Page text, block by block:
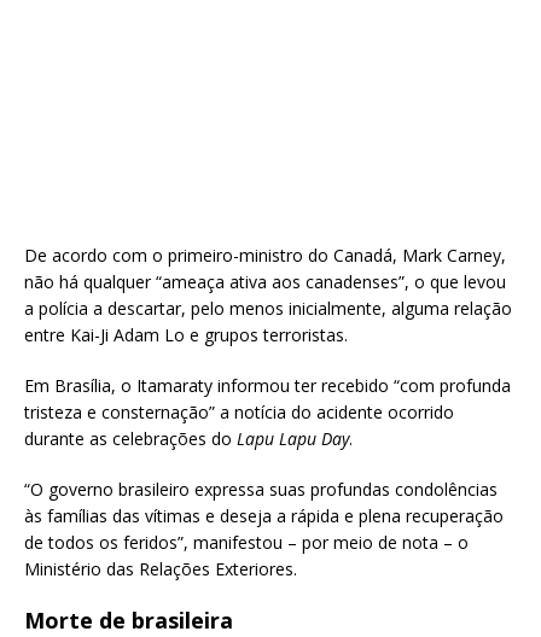
De acordo com o primeiro-ministro do Canadá, Mark Carney,
não há qualquer “ameaça ativa aos canadenses”, o que levou
a polícia a descartar, pelo menos inicialmente, alguma relação
entre Kai-Ji Adam Lo e grupos terroristas.
Em Brasília, o Itamaraty informou ter recebido “com profunda
tristeza e consternação” a notícia do acidente ocorrido
durante as celebrações do Lapu Lapu Day.
“O governo brasileiro expressa suas profundas condolências
às famílias das vítimas e deseja a rápida e plena recuperação
de todos os feridos”, manifestou – por meio de nota – o
Ministério das Relações Exteriores.
Morte de brasileira